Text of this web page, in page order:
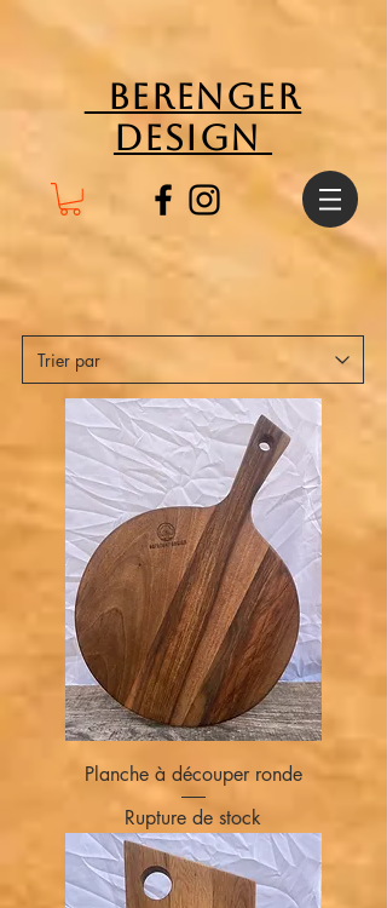
Berenger
Design
Planche à découper ronde
Rupture de stock